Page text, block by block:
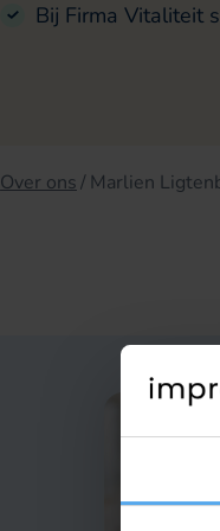
Bij Firma Vitaliteit
Over ons Marlien